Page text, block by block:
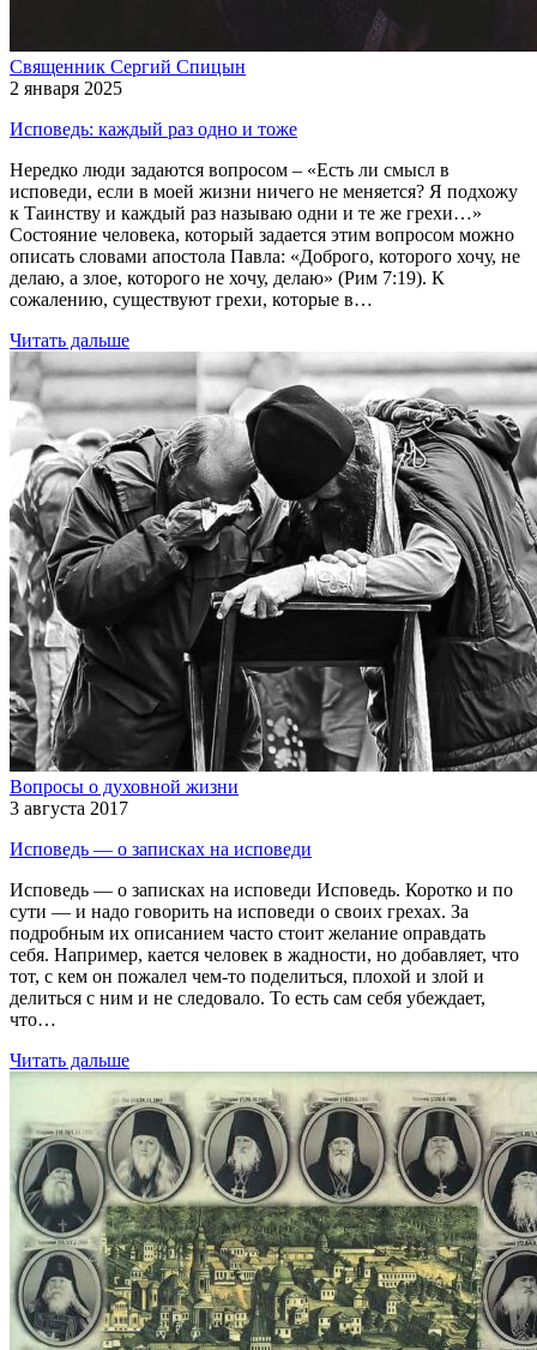
Священник Сергий Спицын
2 января 2025
Исповедь: каждый раз одно и тоже
Нередко люди задаются вопросом – «Есть ли смысл в
исповеди, если в моей жизни ничего не меняется? Я подхожу
к Таинству и каждый раз называю одни и те же грехи…»
Состояние человека, который задается этим вопросом можно
описать словами апостола Павла: «Доброго, которого хочу, не
делаю, а злое, которого не хочу, делаю» (Рим 7:19). К
сожалению, существуют грехи, которые в…
Читать дальше
Вопросы о духовной жизни
3 августа 2017
Исповедь — о записках на исповеди
Исповедь — о записках на исповеди Исповедь. Коротко и по
сути — и надо говорить на исповеди о своих грехах. За
подробным их описанием часто стоит желание оправдать
себя. Например, кается человек в жадности, но добавляет, что
тот, с кем он пожалел чем-то поделиться, плохой и злой и
делиться с ним и не следовало. То есть сам себя убеждает,
что…
Читать дальше